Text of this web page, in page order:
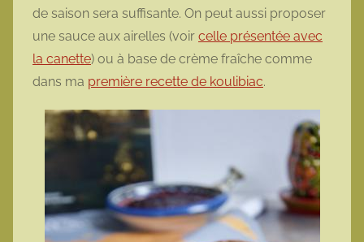
de saison sera suffisante. On peut aussi proposer
une sauce aux airelles (voir celle présentée avec
la canette) ou à base de crème fraîche comme
dans ma première recette de koulibiac.